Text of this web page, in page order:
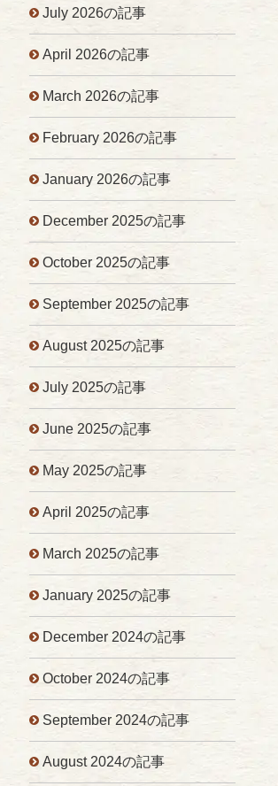
July 2026の記事
April 2026の記事
March 2026の記事
February 2026の記事
January 2026の記事
December 2025の記事
October 2025の記事
September 2025の記事
August 2025の記事
July 2025の記事
June 2025の記事
May 2025の記事
April 2025の記事
March 2025の記事
January 2025の記事
December 2024の記事
October 2024の記事
September 2024の記事
August 2024の記事